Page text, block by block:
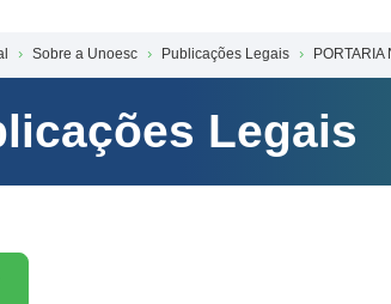
Sobre a Unoesc Publicações Legais PORTARIA
Legais